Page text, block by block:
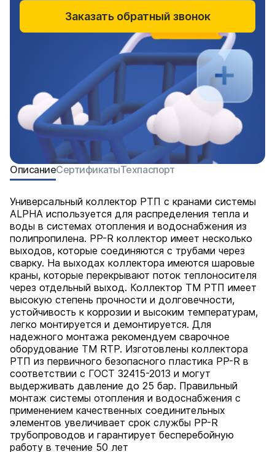
ОписаниеСертификатыТехпаспорт
Универсальный коллектор РТП с кранами системы
ALPHA используется для распределения тепла и
воды в системах отопления и водоснабжения из
полипропилена. PP-R коллектор имеет несколько
выходов, которые соединяются с трубами через
сварку. На выходах коллектора имеются шаровые
краны, которые перекрывают поток теплоносителя
через отдельный выход. Коллектор ТМ РТП имеет
высокую степень прочности и долговечности,
устойчивость к коррозии и высоким температурам,
легко монтируется и демонтируется. Для
надежного монтажа рекомендуем сварочное
оборудование ТМ RTP. Изготовлены коллектора
РТП из первичного безопасного пластика PP-R в
соответствии с ГОСТ 32415-2013 и могут
выдерживать давление до 25 бар. Правильный
монтаж системы отопления и водоснабжения с
применением качественных соединительных
элементов увеличивает срок службы PP-R
трубопроводов и гарантирует бесперебойную
работу в течение 50 лет
Заказать обратный звонок